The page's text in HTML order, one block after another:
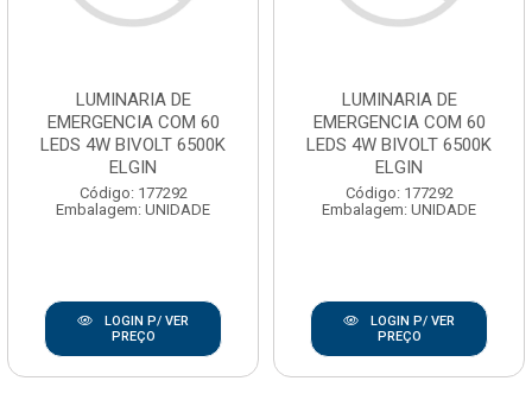
LUMINARIA DE
EMERGENCIA COM 60
LEDS 4W BIVOLT 6500K
ELGIN
Código: 177292
Embalagem: UNIDADE
LOGIN P/ VER
PREÇO
LUMINARIA DE
EMERGENCIA COM 60
LEDS 4W BIVOLT 6500K
ELGIN
Código: 177292
Embalagem: UNIDADE
LOGIN P/ VER
PREÇO